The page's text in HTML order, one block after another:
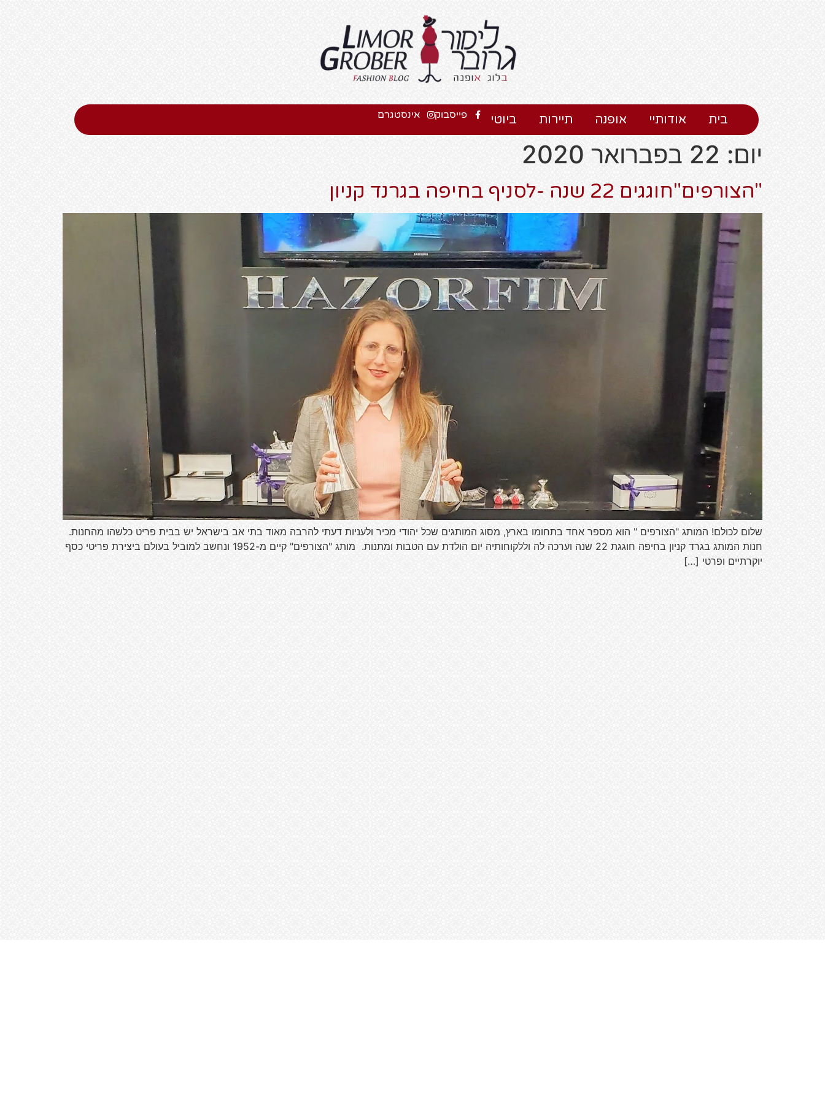
בית אודותיי אופנה תיירות ביוטי פייסבוק אינסטגרם
יום: 22 בפברואר 2020
"הצורפים"חוגגים 22 שנה -לסניף בחיפה בגרנד קניון
שלום לכולם! המותג "הצורפים " הוא מספר אחד בתחומו בארץ, מסוג המותגים שכל יהודי מכיר ולעניות דעתי להרבה מאוד בתי אב בישראל יש בבית פריט כלשהו מהחנות.
חנות המותג בגרד קניון בחיפה חוגגת 22 שנה וערכה לה וללקוחותיה יום הולדת עם הטבות ומתנות. מותג "הצורפים" קיים מ-1952 ונחשב למוביל בעולם ביצירת פריטי כסף
יוקרתיים ופרטי […]